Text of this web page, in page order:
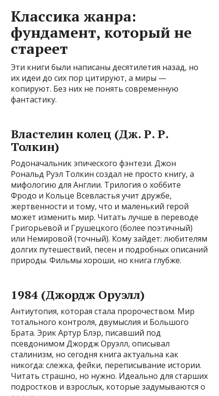
Классика жанра:
фундамент, который не
стареет
Эти книги были написаны десятилетия назад, но
их идеи до сих пор цитируют, а миры —
копируют. Без них не понять современную
фантастику.
Властелин колец (Дж. Р. Р.
Толкин)
Родоначальник эпического фэнтези. Джон
Рональд Руэл Толкин создал не просто книгу, а
мифологию для Англии. Трилогия о хоббите
Фродо и Кольце Всевластья учит дружбе,
жертвенности и тому, что и маленький герой
может изменить мир. Читать лучше в переводе
Григорьевой и Грушецкого (более поэтичный)
или Немировой (точный). Кому зайдет: любителям
долгих путешествий, песен и подробных описаний
природы. Фильмы хороши, но книга глубже.
1984 (Джордж Оруэлл)
Антиутопия, которая стала пророчеством. Мир
тотального контроля, двумыслия и Большого
Брата. Эрик Артур Блэр, писавший под
псевдонимом Джордж Оруэлл, описывал
сталинизм, но сегодня книга актуальна как
никогда: слежка, фейки, переписывание истории.
Читать страшно, но нужно. Идеально для старших
подростков и взрослых, которые задумываются о